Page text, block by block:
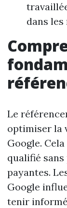
dans
Le
optimiser la
Google.
qualifié sans
payantes.
Google
tenir